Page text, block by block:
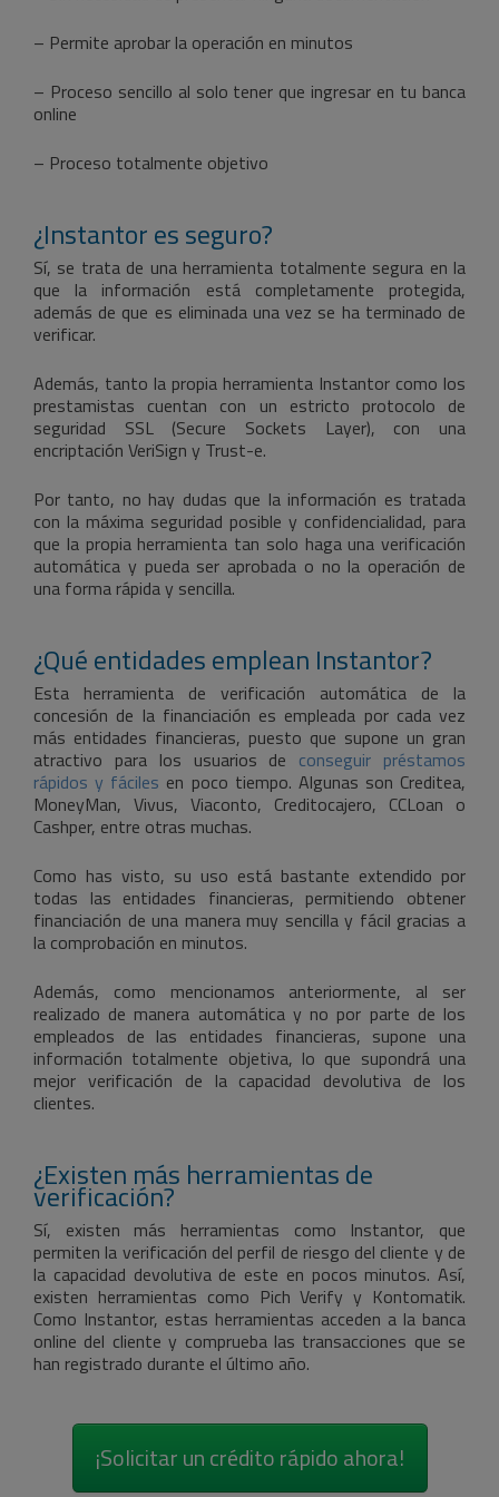
– Permite aprobar la operación en minutos
– Proceso sencillo al solo tener que ingresar en tu banca
online
– Proceso totalmente objetivo
¿Instantor es seguro?
Sí, se trata de una herramienta totalmente segura en la
que la información está completamente protegida,
además de que es eliminada una vez se ha terminado de
verificar.
Además, tanto la propia herramienta Instantor como los
prestamistas cuentan con un estricto protocolo de
seguridad SSL (Secure Sockets Layer), con una
encriptación VeriSign y Trust-e.
Por tanto, no hay dudas que la información es tratada
con la máxima seguridad posible y confidencialidad, para
que la propia herramienta tan solo haga una verificación
automática y pueda ser aprobada o no la operación de
una forma rápida y sencilla.
¿Qué entidades emplean Instantor?
Esta herramienta de verificación automática de la
concesión de la financiación es empleada por cada vez
más entidades financieras, puesto que supone un gran
atractivo para los usuarios de conseguir préstamos
rápidos y fáciles en poco tiempo. Algunas son Creditea,
MoneyMan, Vivus, Viaconto, Creditocajero, CCLoan o
Cashper, entre otras muchas.
Como has visto, su uso está bastante extendido por
todas las entidades financieras, permitiendo obtener
financiación de una manera muy sencilla y fácil gracias a
la comprobación en minutos.
Además, como mencionamos anteriormente, al ser
realizado de manera automática y no por parte de los
empleados de las entidades financieras, supone una
información totalmente objetiva, lo que supondrá una
mejor verificación de la capacidad devolutiva de los
clientes.
¿Existen más herramientas de
verificación?
Sí, existen más herramientas como Instantor, que
permiten la verificación del perfil de riesgo del cliente y de
la capacidad devolutiva de este en pocos minutos. Así,
existen herramientas como Pich Verify y Kontomatik.
Como Instantor, estas herramientas acceden a la banca
online del cliente y comprueba las transacciones que se
han registrado durante el último año.
¡Solicitar un crédito rápido ahora!